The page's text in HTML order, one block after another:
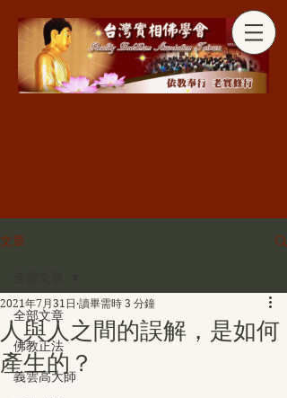
分享
文章
全部文章
佛教正法
義雲高大師
人與人之間的誤解，是如何
產生的？
2021年7月31日 讀畢需時 3 分鐘